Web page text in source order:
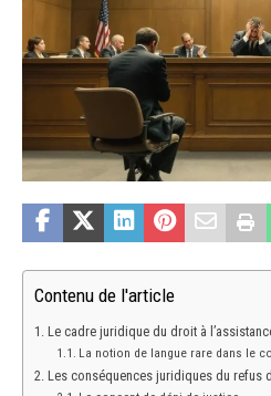
Contenu de l'article
Le cadre juridique du droit à
La notion de langue rare dans le
Les conséquences juridiques du refus